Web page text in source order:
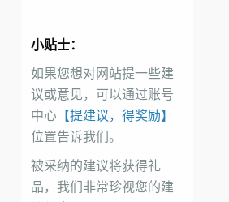
小贴士：
如果您想对网站提一些建
议或意见，可以通过账号
中心 【提建议，得奖励】
位置告诉我们。
被采纳的建议将获得礼
品，我们非常珍视您的建